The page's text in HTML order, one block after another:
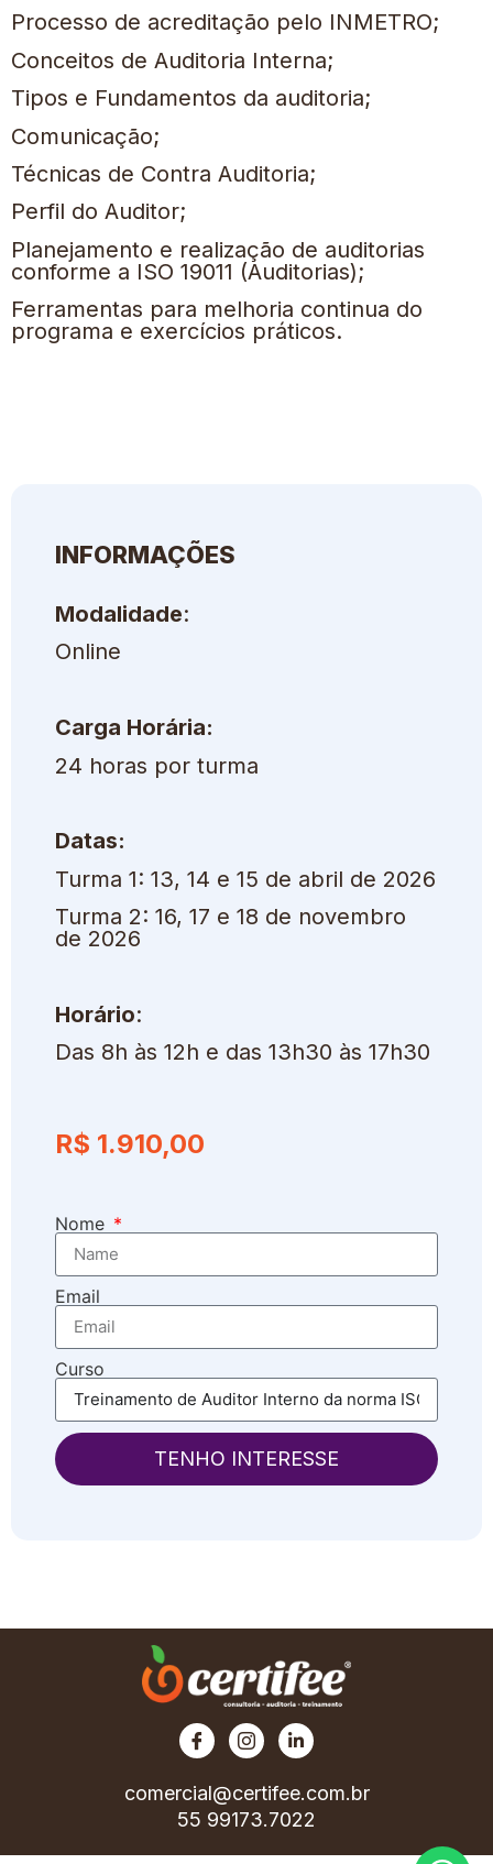
Processo de acreditação pelo INMETRO;
Conceitos de Auditoria Interna;
Tipos e Fundamentos da auditoria;
Comunicação;
Técnicas de Contra Auditoria;
Perfil do Auditor;
Planejamento e realização de auditorias
conforme a ISO 19011 (Auditorias);
Ferramentas para melhoria continua do
programa e exercícios práticos.
INFORMAÇÕES
Modalidade:
Online
Carga Horária:
24 horas por turma
Datas:
Turma 1: 13, 14 e 15 de abril de 2026
Turma 2: 16, 17 e 18 de novembro
de 2026
Horário:
Das 8h às 12h e das 13h30 às 17h30
R$ 1.910,00
Nome
Email
Curso
TENHO INTERESSE
comercial@certifee.com.br
55 99173.7022